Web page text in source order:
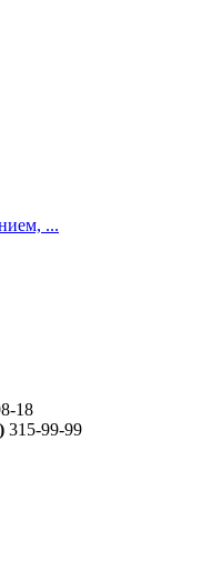
...
18
315-99-99